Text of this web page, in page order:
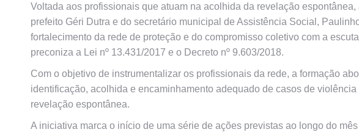
Voltada aos profissionais que atuam na acolhida da revelação
prefeito Géri Dutra e do secretário municipal de Assistência Social,
fortalecimento da rede de proteção e do compromisso coletivo com a
preconiza a Lei nº 13.431/2017 e o Decreto nº 9.603/2018.
Com o objetivo de instrumentalizar os profissionais da rede, a formação
identificação, acolhida e encaminhamento adequado de casos de
revelação espontânea.
A iniciativa marca o início de uma série de ações previstas ao longo do